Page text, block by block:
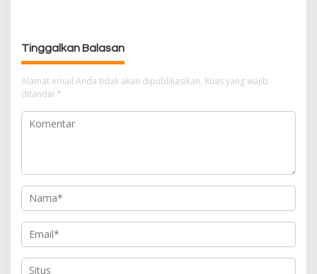
p
o
s
Tinggalkan Balasan
Alamat email Anda tidak akan dipublikasikan. Ruas yang wajib
ditandai *